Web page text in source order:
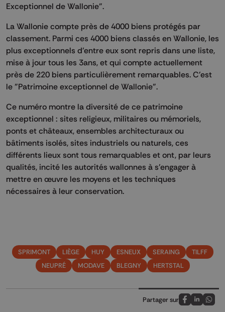
Exceptionnel de Wallonie".
La Wallonie compte près de 4000 biens protégés par
classement. Parmi ces 4000 biens classés en Wallonie, les
plus exceptionnels d’entre eux sont repris dans une liste,
mise à jour tous les 3ans, et qui compte actuellement
près de 220 biens particulièrement remarquables. C'est
le "Patrimoine exceptionnel de Wallonie".
Ce numéro montre la diversité de ce patrimoine
exceptionnel : sites religieux, militaires ou mémoriels,
ponts et châteaux, ensembles architecturaux ou
bâtiments isolés, sites industriels ou naturels, ces
différents lieux sont tous remarquables et ont, par leurs
qualités, incité les autorités wallonnes à s'engager à
mettre en œuvre les moyens et les techniques
nécessaires à leur conservation.
SPRIMONT LIÈGE HUY ESNEUX SERAING
TILFF
NEUPRÉ
MODAVE BLEGNY HERTSTAL
Partager sur
Partagez sur
Partagez